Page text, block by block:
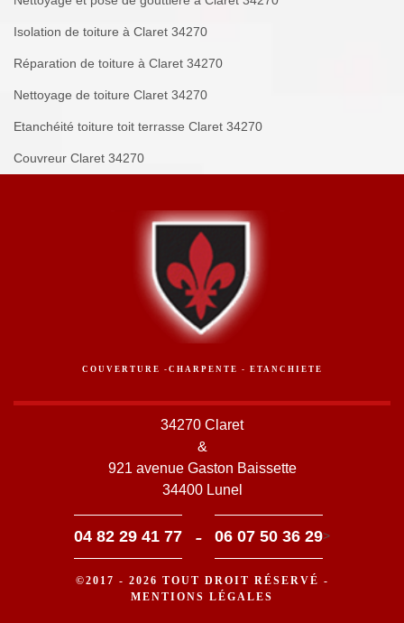
Isolation de toiture à Claret 34270
Réparation de toiture à Claret 34270
Nettoyage de toiture Claret 34270
Etanchéité toiture toit terrasse Claret 34270
Couvreur Claret 34270
COUVERTURE -CHARPENTE - ETANCHIETE
34270 Claret
&
921 avenue Gaston Baissette
34400 Lunel
04 82 29 41 77 - 06 07 50 36 29>
©2017 - 2026 TOUT DROIT RÉSERVÉ -
MENTIONS LÉGALES